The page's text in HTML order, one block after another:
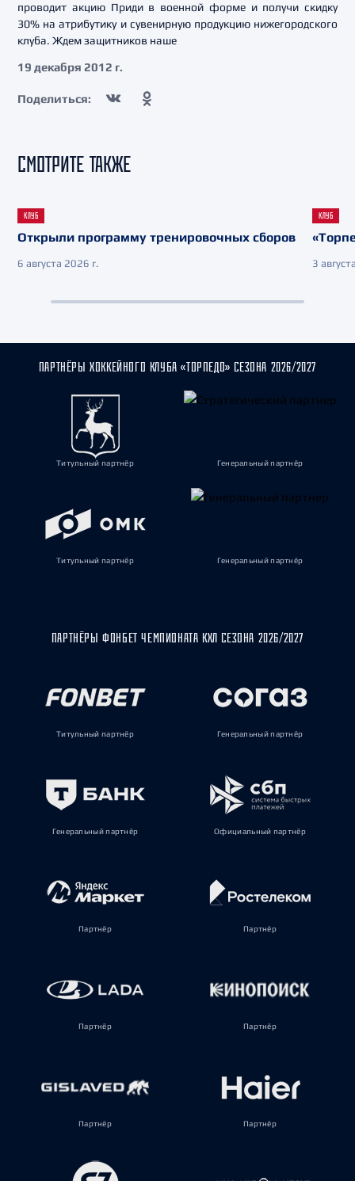
проводит акцию Приди в военной форме и получи скидку
30% на атрибутику и сувенирную продукцию нижегородского
клуба. Ждем защитников наше
19 декабря 2012 г.
Поделиться:
СМОТРИТЕ ТАКЖЕ
КЛУБ
Открыли программу тренировочных сборов
6 августа 2026 г.
КЛУБ
3
ПАРТНЁРЫ ХОККЕЙНОГО КЛУБА «ТОРПЕДО» СЕЗОНА 2026/2027
Титульный партнёр Генеральный партнёр
Титульный партнёр Генеральный партнёр
ПАРТНЁРЫ ФОНБЕТ ЧЕМПИОНАТА КХЛ СЕЗОНА 2026/2027
Титульный партнёр Генеральный партнёр
Генеральный партнёр Официальный партнёр
Партнёр Партнёр
Партнёр Партнёр
Партнёр Партнёр